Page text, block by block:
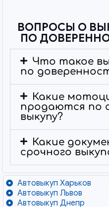
ВОПРОСЫ О
ПО
Что такое
по
Какие
продаются по
выкупу?
Какие
срочного
Автовыкуп Харьков
Автовыкуп Львов
Автовыкуп Днепр